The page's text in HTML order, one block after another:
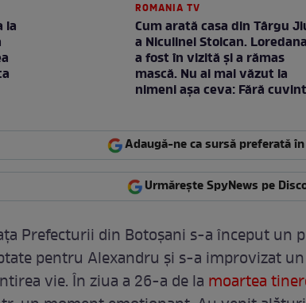
la
ROMANIA TV
Cum arată casa din Târgu
a Niculinei Stoican. Loredana
a fost în vizită și a rămas
mască. Nu ai mai văzut la
nimeni așa ceva: Fără
Adaugă-ne ca sursă preferată
Urmărește SpyNews pe
Prefecturii din Botoșani s-a început un
pentru Alexandru și s-a improvizat
vie. În ziua a 26-a de la moartea